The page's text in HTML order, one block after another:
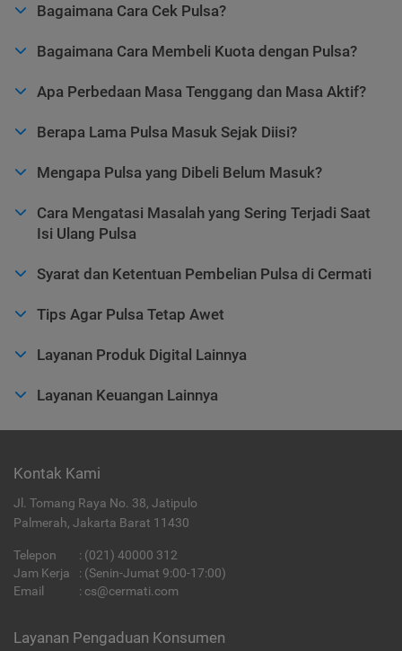
Bagaimana Cara Cek Pulsa?
Bagaimana Cara Membeli Kuota dengan Pulsa?
Apa Perbedaan Masa Tenggang dan Masa Aktif?
Berapa Lama Pulsa Masuk Sejak Diisi?
Mengapa Pulsa yang Dibeli Belum Masuk?
Cara Mengatasi Masalah yang Sering Terjadi Saat
Isi Ulang Pulsa
Syarat dan Ketentuan Pembelian Pulsa di Cermati
Tips Agar Pulsa Tetap Awet
Layanan Produk Digital Lainnya
Layanan Keuangan Lainnya
Kontak Kami
Jl. Tomang Raya No. 38, Jatipulo
Palmerah, Jakarta Barat 11430
Telepon : (021) 40000 312
Jam Kerja
: (Senin-Jumat 9:00-17:00)
Email
: cs@cermati.com
Layanan Pengaduan Konsumen